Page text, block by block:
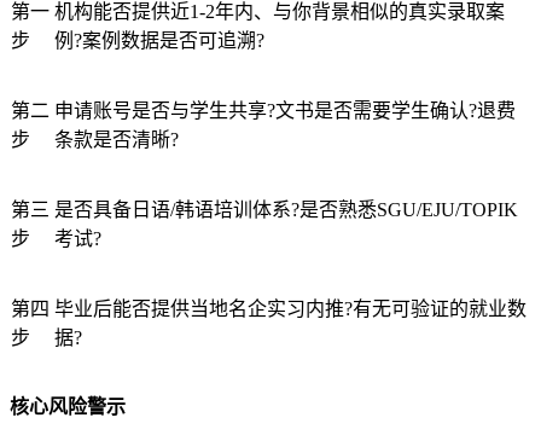
第一
步
机构能否提供近1-2年内、与你背景相似的真实录取案
例?案例数据是否可追溯?
第二
步
申请账号是否与学生共享?文书是否需要学生确认?退费
条款是否清晰?
第三
步
是否具备日语/韩语培训体系?是否熟悉SGU/EJU/TOPIK
考试?
第四
步
毕业后能否提供当地名企实习内推?有无可验证的就业数
据?
核心风险警示